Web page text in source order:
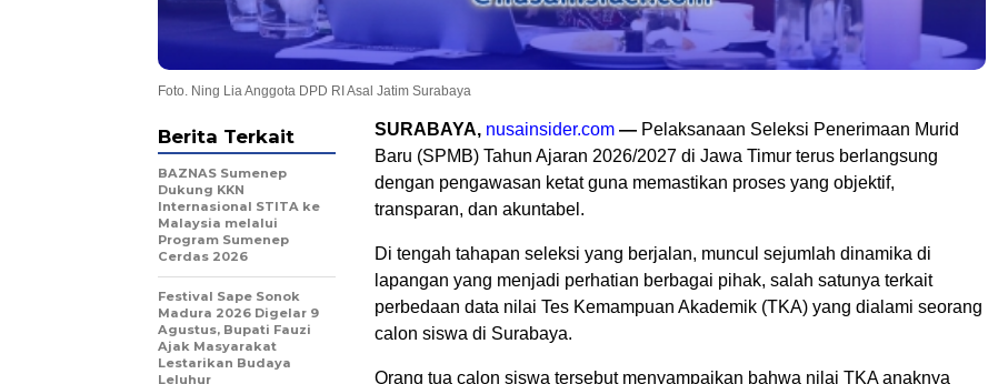
Foto. Ning Lia Anggota DPD RI Asal Jatim Surabaya
SURABAYA, nusainsider.com — Pelaksanaan Seleksi Penerimaan Murid
Baru (SPMB) Tahun Ajaran 2026/2027 di Jawa Timur terus berlangsung
dengan pengawasan ketat guna memastikan proses yang objektif,
transparan, dan akuntabel.
Di tengah tahapan seleksi yang berjalan, muncul sejumlah dinamika di
lapangan yang menjadi perhatian berbagai pihak, salah satunya terkait
perbedaan data nilai Tes Kemampuan Akademik (TKA) yang dialami seorang
calon siswa di Surabaya.
Orang tua calon siswa tersebut menyampaikan bahwa nilai TKA anaknya
Berita Terkait
BAZNAS Sumenep
Dukung KKN
Internasional STITA ke
Malaysia melalui
Program Sumenep
Cerdas 2026
Festival Sape Sonok
Madura 2026 Digelar 9
Agustus, Bupati Fauzi
Ajak Masyarakat
Lestarikan Budaya
Leluhur